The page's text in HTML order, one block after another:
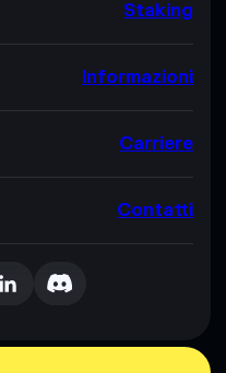
Staking
Informazioni
Carriere
Contatti